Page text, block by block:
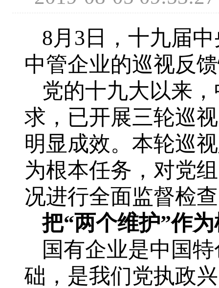
8月3日，十九届
中管企业的巡视反
党的十九大以来
求，已开展三轮巡
明显成效。本轮巡
为根本任务，对党
况进行全面监督检
把“两个维护”作
国有企业是中国
础，是我们党执政